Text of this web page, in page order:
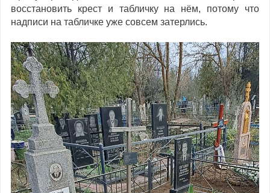
восстановить крест и табличку на нём, потому что
надписи на табличке уже совсем затерлись.